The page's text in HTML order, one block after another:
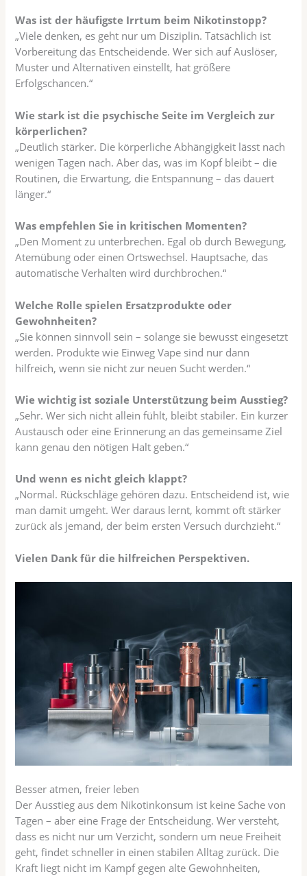
Was ist der häufigste Irrtum beim Nikotinstopp?
„Viele denken, es geht nur um Disziplin. Tatsächlich ist
Vorbereitung das Entscheidende. Wer sich auf Auslöser,
Muster und Alternativen einstellt, hat größere
Erfolgschancen.“
Wie stark ist die psychische Seite im Vergleich zur
körperlichen?
„Deutlich stärker. Die körperliche Abhängigkeit lässt nach
wenigen Tagen nach. Aber das, was im Kopf bleibt – die
Routinen, die Erwartung, die Entspannung – das dauert
länger.“
Was empfehlen Sie in kritischen Momenten?
„Den Moment zu unterbrechen. Egal ob durch Bewegung,
Atemübung oder einen Ortswechsel. Hauptsache, das
automatische Verhalten wird durchbrochen.“
Welche Rolle spielen Ersatzprodukte oder
Gewohnheiten?
„Sie können sinnvoll sein – solange sie bewusst eingesetzt
werden. Produkte wie Einweg Vape sind nur dann
hilfreich, wenn sie nicht zur neuen Sucht werden.“
Wie wichtig ist soziale Unterstützung beim Ausstieg?
„Sehr. Wer sich nicht allein fühlt, bleibt stabiler. Ein kurzer
Austausch oder eine Erinnerung an das gemeinsame Ziel
kann genau den nötigen Halt geben.“
Und wenn es nicht gleich klappt?
„Normal. Rückschläge gehören dazu. Entscheidend ist, wie
man damit umgeht. Wer daraus lernt, kommt oft stärker
zurück als jemand, der beim ersten Versuch durchzieht.“
Vielen Dank für die hilfreichen Perspektiven.
Besser atmen, freier leben
Der Ausstieg aus dem Nikotinkonsum ist keine Sache von
Tagen – aber eine Frage der Entscheidung. Wer versteht,
dass es nicht nur um Verzicht, sondern um neue Freiheit
geht, findet schneller in einen stabilen Alltag zurück. Die
Kraft liegt nicht im Kampf gegen alte Gewohnheiten,